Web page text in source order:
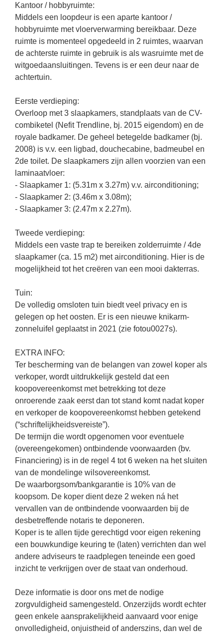
Kantoor / hobbyruimte:
Middels een loopdeur is een aparte kantoor /
hobbyruimte met vloerverwarming bereikbaar. Deze
ruimte is momenteel opgedeeld in 2 ruimtes, waarvan
de achterste ruimte in gebruik is als wasruimte met de
witgoedaansluitingen. Tevens is er een deur naar de
achtertuin.
Eerste verdieping:
Overloop met 3 slaapkamers, standplaats van de CV-
combiketel (Nefit Trendline, bj. 2015 eigendom) en de
royale badkamer. De geheel betegelde badkamer (bj.
2008) is v.v. een ligbad, douchecabine, badmeubel en
2de toilet. De slaapkamers zijn allen voorzien van een
laminaatvloer:
- Slaapkamer 1: (5.31m x 3.27m) v.v. airconditioning;
- Slaapkamer 2: (3.46m x 3.08m);
- Slaapkamer 3: (2.47m x 2.27m).
Tweede verdieping:
Middels een vaste trap te bereiken zolderruimte / 4de
slaapkamer (ca. 15 m2) met airconditioning. Hier is de
mogelijkheid tot het creëren van een mooi dakterras.
Tuin:
De volledig omsloten tuin biedt veel privacy en is
gelegen op het oosten. Er is een nieuwe knikarm-
zonneluifel geplaatst in 2021 (zie fotou0027s).
EXTRA INFO:
Ter bescherming van de belangen van zowel koper als
verkoper, wordt uitdrukkelijk gesteld dat een
koopovereenkomst met betrekking tot deze
onroerende zaak eerst dan tot stand komt nadat koper
en verkoper de koopovereenkomst hebben getekend
(“schriftelijkheidsvereiste”).
De termijn die wordt opgenomen voor eventuele
(overeengekomen) ontbindende voorwaarden (bv.
Financiering) is in de regel 4 tot 6 weken na het sluiten
van de mondelinge wilsovereenkomst.
De waarborgsom/bankgarantie is 10% van de
koopsom. De koper dient deze 2 weken ná het
vervallen van de ontbindende voorwaarden bij de
desbetreffende notaris te deponeren.
Koper is te allen tijde gerechtigd voor eigen rekening
een bouwkundige keuring te (laten) verrichten dan wel
andere adviseurs te raadplegen teneinde een goed
inzicht te verkrijgen over de staat van onderhoud.
Deze informatie is door ons met de nodige
zorgvuldigheid samengesteld. Onzerzijds wordt echter
geen enkele aansprakelijkheid aanvaard voor enige
onvolledigheid, onjuistheid of anderszins, dan wel de